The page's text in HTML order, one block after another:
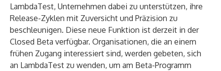
LambdaTest, Unternehmen dabei zu unterstützen, ihre
Release-Zyklen mit Zuversicht und Präzision zu
beschleunigen. Diese neue Funktion ist derzeit in der
Closed Beta verfügbar. Organisationen, die an einem
frühen Zugang interessiert sind, werden gebeten, sich
an LambdaTest zu wenden, um am Beta-Programm